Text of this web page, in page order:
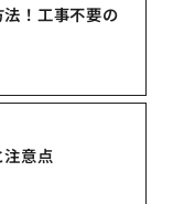
！工事不要の
意点